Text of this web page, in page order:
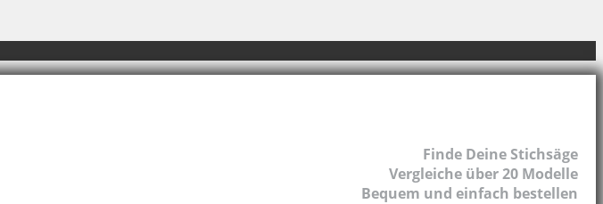
Finde Deine Stichsäge
Vergleiche über 20 Modelle
Bequem und einfach bestellen